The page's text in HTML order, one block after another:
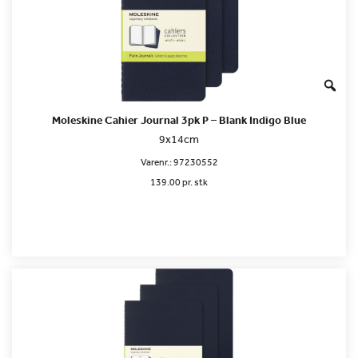
Moleskine Cahier Journal 3pk P – Blank Indigo Blue
9x14cm
Varenr.:97230552
139.00 pr. stk